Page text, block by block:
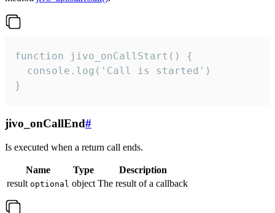
function jivo_onCallStart() {
  console.log('Call is started')
}
jivo_onCallEnd#
Is executed when a return call ends.
Name Type
Description
result optional object The result of a callback